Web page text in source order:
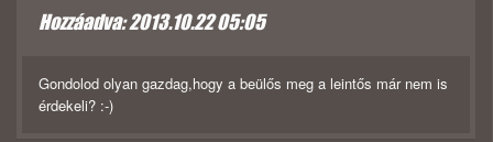
Hozzáadva: 2013.10.22 05:05
Gondolod olyan gazdag,hogy a beülős meg a leintős már nem is
érdekeli? :-)